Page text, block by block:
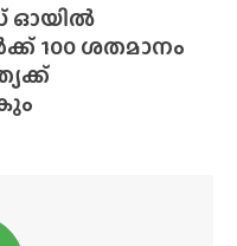
ഓയിൽ
100 ശതമാനം